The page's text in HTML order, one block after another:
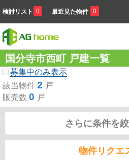
検討リスト 0 最近見た物件 0
国分寺市西町 戸建一覧
募集中のみ表示
該当物件 2 戸
販売数 0 戸
さらに条件を
物件リクエ